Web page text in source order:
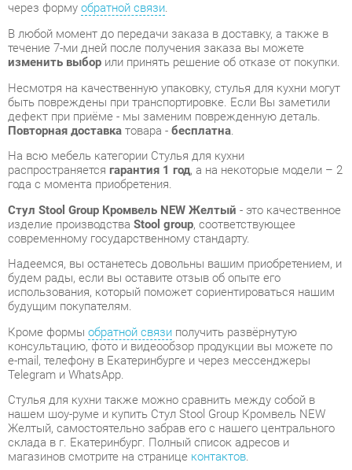
Несмотря на качественную упаковку, стулья для кухни могут
быть повреждены при транспортировке. Если Вы заметили
дефект при приёме - мы заменим поврежденную деталь.
Повторная доставкатовара -бесплатна .
На всю мебель категории Стулья для кухни
распространяетсягарантия 1 год, а на некоторые модели – 2
года с момента приобретения.
Стул Stool Group Кромвель NEW Желтый- это качественное
изделие производства
современному государственному стандарту.
Надеемся, вы останетесь довольны вашим приобретением, и
использования, который поможет сориентироваться нашим
будущим покупателям.
консультацию, фото и видеообзор продукции вы можете по
e-mail, телефону в Екатеринбурге и через мессенджеры
Telegram и WhatsApp.
Стулья для кухни также можно сравнить между собой в
нашем шоу-руме и купить Стул Stool Group Кромвель NEW
Желтый, самостоятельно забрав его с нашего центрального
склада в г. Екатеринбург. Полный список адресов и
магазинов смотрите на странице контактов
Материал
Металл
Цвет
Желтый
Высота, мм